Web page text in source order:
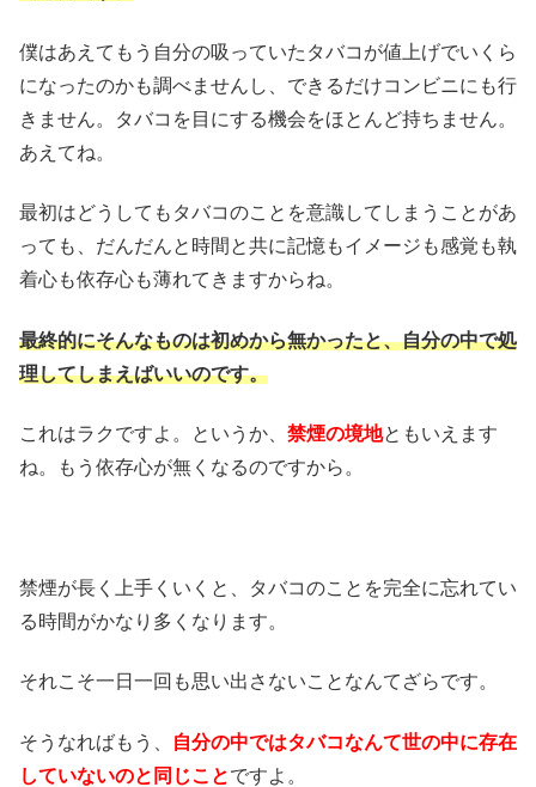
僕はあえてもう自分の吸っていたタバコが値上げでいくら
になったのかも調べませんし、できるだけコンビニにも行
きません。タバコを目にする機会をほとんど持ちません。
あえてね。
最初はどうしてもタバコのことを意識してしまうことがあ
っても、だんだんと時間と共に記憶もイメージも感覚も執
着心も依存心も薄れてきますからね。
最終的にそんなものは初めから無かったと、自分の中で処
理してしまえばいいのです。
これはラクですよ。というか、 禁煙の境地ともいえます
ね。もう依存心が無くなるのですから。
禁煙が長く上手くいくと、タバコのことを完全に忘れてい
る時間がかなり多くなります。
それこそ一日一回も思い出さないことなんてざらです。
そうなればもう、
自分の中ではタバコなんて世の中に存在
していないのと同じことですよ。